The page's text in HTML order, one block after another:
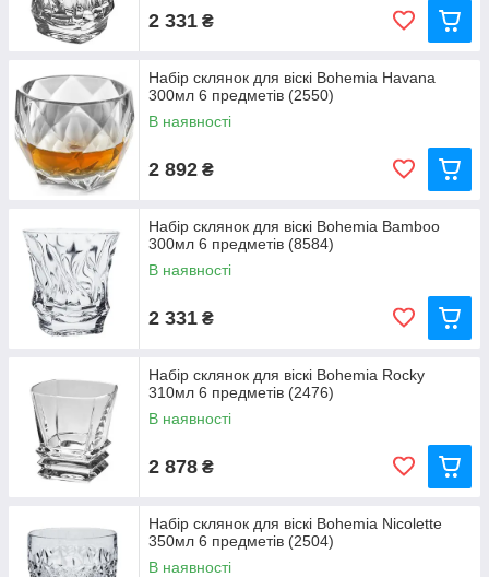
2 331 ₴
Набір склянок для віскі Bohemia Havana
300мл 6 предметів (2550)
В наявності
2 892 ₴
Набір склянок для віскі Bohemia Bamboo
300мл 6 предметів (8584)
В наявності
2 331 ₴
Набір склянок для віскі Bohemia Rocky
310мл 6 предметів (2476)
В наявності
2 878 ₴
Набір склянок для віскі Bohemia Nicolette
350мл 6 предметів (2504)
В наявності